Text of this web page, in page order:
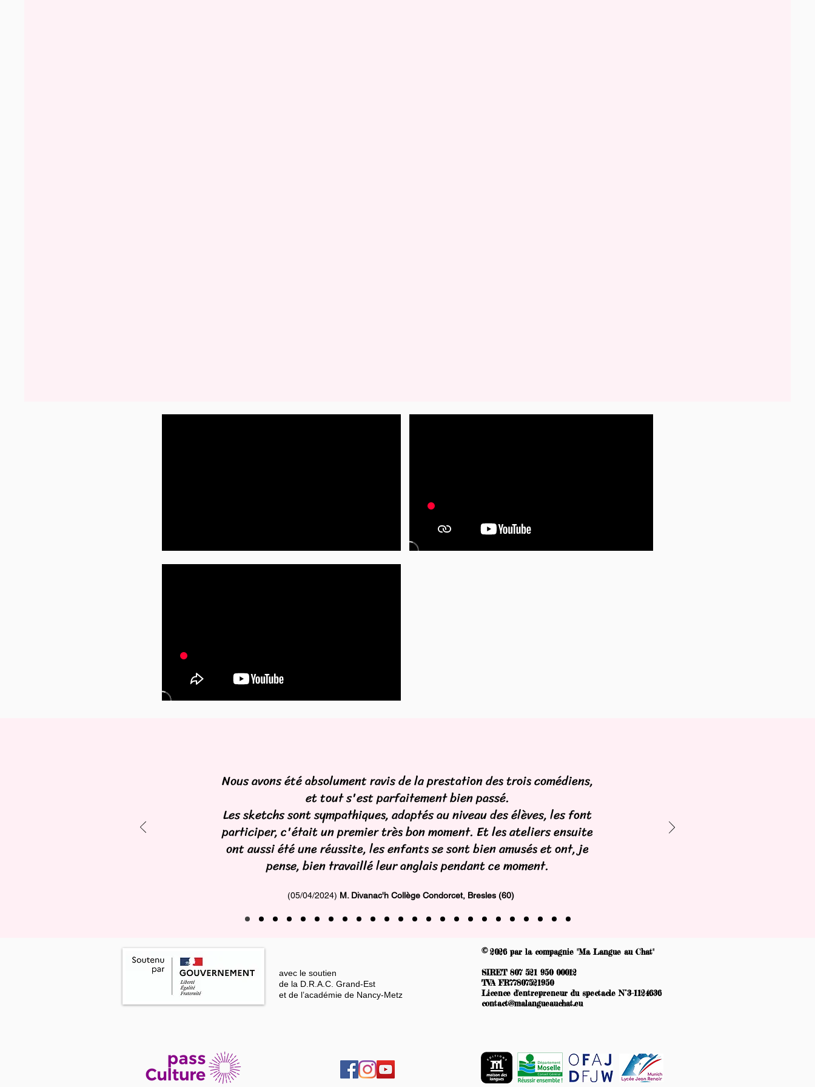
Nous avons été absolument ravis de la prestation des trois comédiens,
et tout s'est parfaitement bien passé.
Les sketchs sont sympathiques, adaptés au niveau des élèves, les font
participer, c'était un premier très bon moment. Et les ateliers ensuite
ont aussi été une réussite, les enfants se sont bien amusés et ont, je
pense, bien travaillé leur anglais pendant ce moment.
(05/04/2024) M. Divanac'h Collège Condorcet, Bresles (60)
avec le soutien
de la D.R.A.C. Grand-Est
et de l’académie de Nancy-Metz
© 2026par la compagnie "Ma Langue au Chat"
SIRET 807 521 950 00012
TVA FR77807521950
Licence d'entrepreneur du spectacle N°3-1124636
contact@malangueauchat.eu